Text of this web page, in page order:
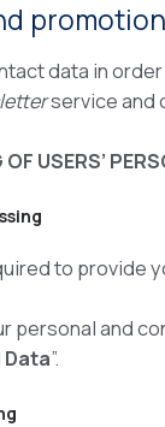
data in
service and
USERS’
to provide
personal and
”.